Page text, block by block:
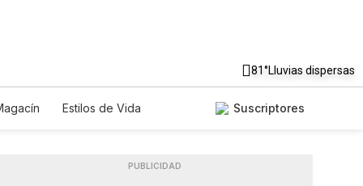
81°Lluvias dispersas
Estilos de Vida
Suscriptores
PUBLICIDAD